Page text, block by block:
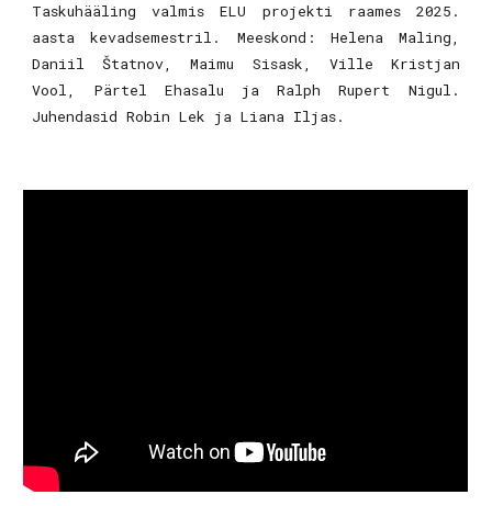
Taskuhääling valmis ELU projekti raames 2025.
aasta kevadsemestril. Meeskond: Helena Maling,
Daniil Štatnov, Maimu Sisask, Ville Kristjan
Vool, Pärtel Ehasalu ja Ralph Rupert Nigul.
Juhendasid Robin Lek ja Liana Iljas.